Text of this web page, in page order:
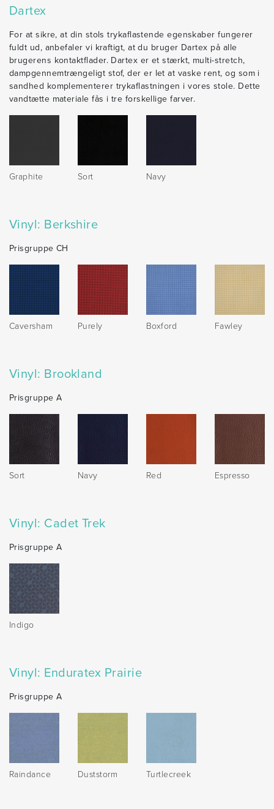
Dartex
For at sikre, at din stols trykaflastende egenskaber fungerer
fuldt ud, anbefaler vi kraftigt, at du bruger Dartex på alle
brugerens kontaktflader. Dartex er et stærkt, multi-stretch,
dampgennemtrængeligt stof, der er let at vaske rent, og som i
sandhed komplementerer trykaflastningen i vores stole. Dette
vandtætte materiale fås i tre forskellige farver.
Graphite Sort Navy
Vinyl: Berkshire
Prisgruppe CH
Caversham Purely Boxford Fawley
Vinyl: Brookland
Prisgruppe A
Sort Navy Red Espresso
Vinyl: Cadet Trek
Prisgruppe A
Indigo
Vinyl: Enduratex Prairie
Prisgruppe A
Raindance Duststorm Turtlecreek